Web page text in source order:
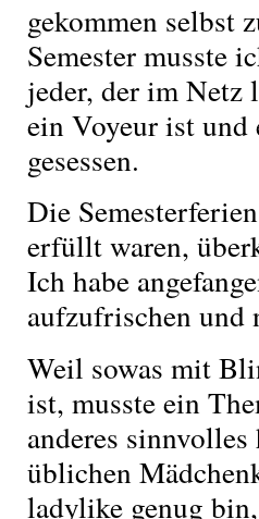
gekommen selbst
Semester musste
jeder, der im Netz
ein Voyeur ist und
gesessen.
Die
erfüllt waren,
Ich habe
aufzufrischen und
Weil sowas mit
ist, musste ein
anderes
üblichen
ladylike genug